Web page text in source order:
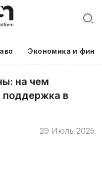
Экономика и
на чем
поддержка в
29 Июль 2025